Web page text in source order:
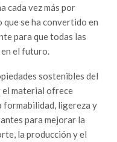
cada vez más por
se ha convertido en
para que todas las
el futuro.
sostenibles del
el material ofrece
formabilidad, ligereza y
para mejorar la
la producción y el